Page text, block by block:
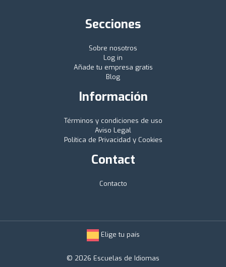
Secciones
Sobre nosotros
Log in
Añade tu empresa gratis
Blog
Información
Términos y condiciones de uso
Aviso Legal
Política de Privacidad y Cookies
Contact
Contacto
Elige tu país
© 2026 Escuelas de Idiomas